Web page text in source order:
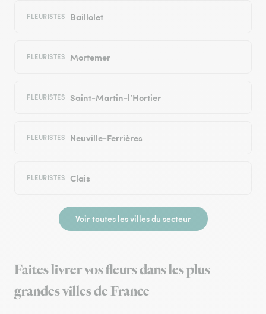
FLEURISTES Baillolet
FLEURISTES Mortemer
FLEURISTES Saint-Martin-l’Hortier
FLEURISTES Neuville-Ferrières
FLEURISTES Clais
Voir toutes les villes du secteur
Faites livrer vos fleurs dans les plus
grandes villes de France